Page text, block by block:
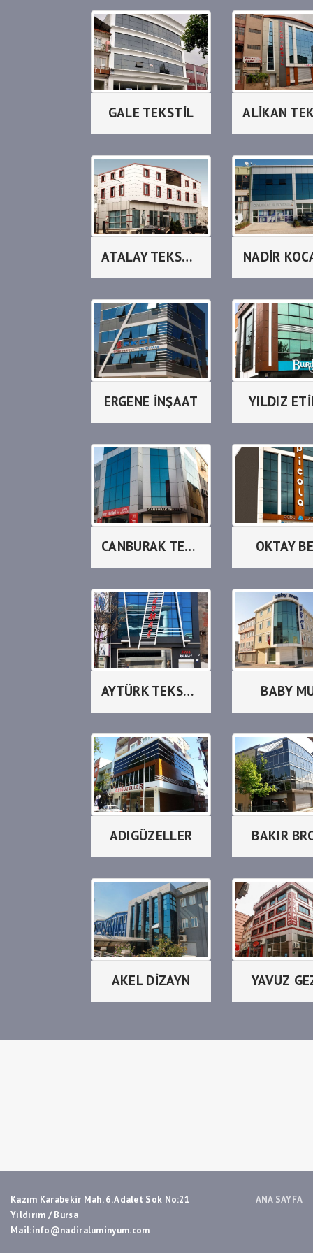
GALE TEKSTİL ALİKAN
ATALAY TEKSTİL_LİLAX NADİR
ERGENE İNŞAAT YILDIZ
CANBURAK TEKSTİL OKTAY
AYTÜRK TEKSTİL BABY
ADIGÜZELLER BAKIR
AKEL DİZAYN YAVUZ
Kazım Karabekir Mah. 6. Adalet Sok No:21
Yıldırım / Bursa
Mail:info@nadiraluminyum.com
ANA SAYFA